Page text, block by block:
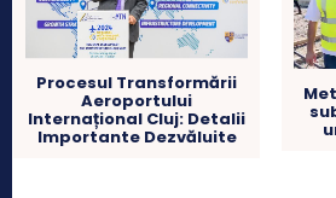
Procesul Transformării
Aeroportului
Internațional Cluj: Detalii
Importante Dezvăluite